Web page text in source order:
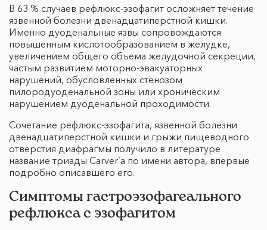
В 63 % случаев рефлюкс-эзофагит осложняет течение
язвенной болезни двенадцатиперстной кишки.
Именно дуоденальные язвы сопровождаются
повышенным кислотообразованием в желудке,
увеличением общего объема желудочной секреции,
частым развитием моторно-эвакуаторных
нарушений, обусловленных стенозом
пилородуоденальной зоны или хроническим
нарушением дуоденальной проходимости.
Сочетание рефлюкс-эзофагита, язвенной болезни
двенадцатиперстной кишки и грыжи пищеводного
отверстия диафрагмы получило в литературе
название триады Carver’а по имени автора, впервые
подробно описавшего его.
Симптомы гастроэзофагеального
рефлюкса с эзофагитом